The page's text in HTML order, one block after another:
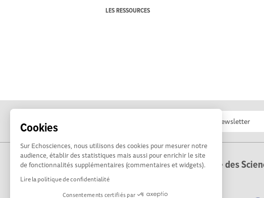
Cookies
Sur Echosciences, nous utilisons des cookies pour mesurer notre
audience, établir des statistiques mais aussi pour enrichir le site
de fonctionnalités supplémentaires (commentaires et widgets).
Lire la politique de confidentialité
Consentements certifiés par
LES RESSOURCES
Propulsé par Terre des